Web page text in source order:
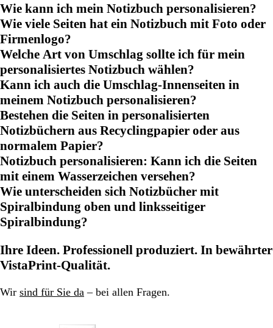
Wie kann ich mein Notizbuch personalisieren?
Wie viele Seiten hat ein Notizbuch mit Foto oder
Firmenlogo?
Welche Art von Umschlag sollte ich für mein
personalisiertes Notizbuch wählen?
Kann ich auch die Umschlag-Innenseiten in
meinem Notizbuch personalisieren?
Bestehen die Seiten in personalisierten
Notizbüchern aus Recyclingpapier oder aus
normalem Papier?
Notizbuch personalisieren: Kann ich die Seiten
mit einem Wasserzeichen versehen?
Wie unterscheiden sich Notizbücher mit
Spiralbindung oben und linksseitiger
Spiralbindung?
Ihre Ideen. Professionell produziert. In bewährter
VistaPrint-Qualität.
Wir sind für Sie da – bei allen Fragen.